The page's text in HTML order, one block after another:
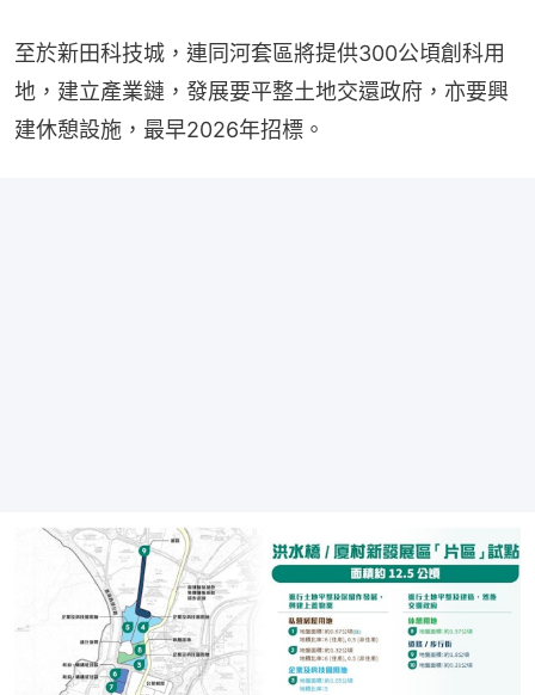
至於新田科技城，連同河套區將提供300公頃創科用
地，建立產業鏈，發展要平整土地交還政府，亦要興
建休憩設施，最早2026年招標。